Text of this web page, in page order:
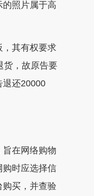
照片属于高
其有权要求
货，故原告要
退还20000
在网络购物
购时应选择信
买，并查验